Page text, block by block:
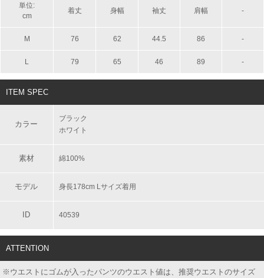
単位:
cm
着丈 身幅 袖丈 肩幅 -
M 76 62 44.5 86 -
L 79 65 46 89 -
ITEM SPEC
カラー
ブラック
ホワイト
素材 綿100%
モデル 身長178cm Lサイズ着用
ID 40539
ATTENTION
※ウエストにゴムが入ったパンツのウエスト値は、推奨ウエストのサイズ